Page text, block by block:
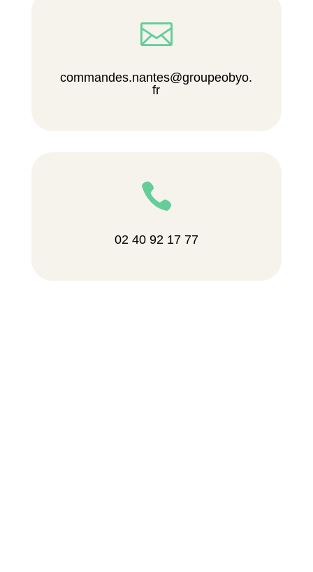

commandes.nantes@groupeobyo.
fr

02 40 92 17 77